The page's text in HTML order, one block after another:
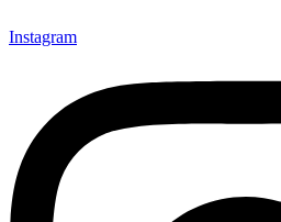
Instagram